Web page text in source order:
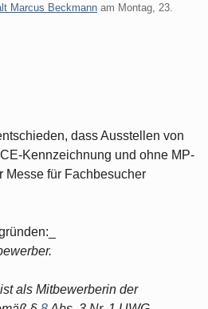
Marcus Beckmann am Montag, 23.
dass Ausstellen von
Kennzeichnung und ohne MP-
Messe für Fachbesucher
als Mitbewerberin der